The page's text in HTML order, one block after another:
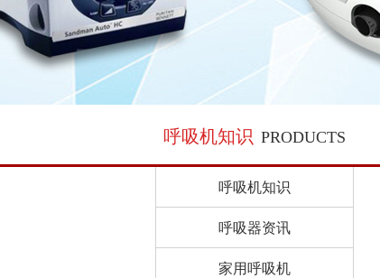
呼吸机知识 PRODUCTS
呼吸机知识
呼吸器资讯
家用呼吸机